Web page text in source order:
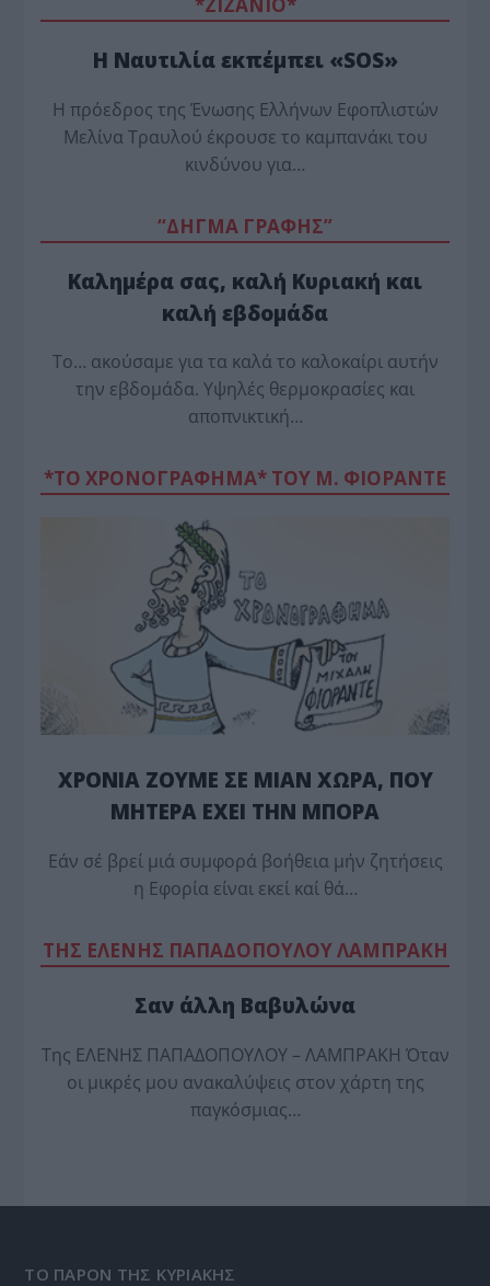
Η Ναυτιλία εκπέμπει «SOS»
Η πρόεδρος της Ένωσης Ελλήνων Εφοπλιστών
Μελίνα Τραυλού έ­κρουσε το καμπανάκι του
κινδύνου για…
“ΔΗΓΜΑ ΓΡΑΦΗΣ”
Καλημέρα σας, καλή Κυριακή και
καλή εβδομάδα
Το… ακούσαμε για τα καλά το καλοκαίρι αυτήν
την εβδομάδα. Υψηλές θερμοκρασίες και
αποπνικτική…
*ΤΟ ΧΡΟΝΟΓΡΑΦΗΜΑ* ΤΟΥ Μ. ΦΙΟΡΆΝΤΕ
ΧΡΟΝΙΑ ΖΟΥΜΕ ΣΕ ΜΙΑΝ ΧΩΡΑ, ΠΟΥ
ΜΗΤΕΡΑ ΕΧΕΙ ΤΗΝ ΜΠΟΡΑ
Εάν σέ βρεί μιά συμφορά βοήθεια μήν ζητήσεις
η Εφορία είναι εκεί καί θά…
TΗΣ ΕΛΕΝΗΣ ΠΑΠΑΔΟΠΟΥΛΟΥ ΛΑΜΠΡΑΚΗ
Σαν άλλη Βαβυλώνα
Της ΕΛΕΝΗΣ ΠΑΠΑΔΟΠΟΥΛΟΥ – ΛΑΜΠΡΑΚΗ Όταν
οι μικρές μου ανακαλύψεις στον χάρτη της
παγκόσμιας…
ΤΟ ΠΑΡΟΝ ΤΗΣ ΚΥΡΙΑΚΗΣ